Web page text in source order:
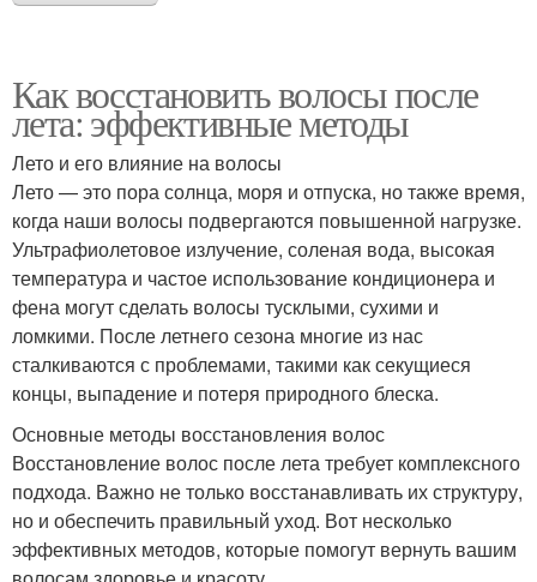
Как восстановить волосы после
лета: эффективные методы
Лето и его влияние на волосы
Лето — это пора солнца, моря и отпуска, но также время,
когда наши волосы подвергаются повышенной нагрузке.
Ультрафиолетовое излучение, соленая вода, высокая
температура и частое использование кондиционера и
фена могут сделать волосы тусклыми, сухими и
ломкими. После летнего сезона многие из нас
сталкиваются с проблемами, такими как секущиеся
концы, выпадение и потеря природного блеска.
Основные методы восстановления волос
Восстановление волос после лета требует комплексного
подхода. Важно не только восстанавливать их структуру,
но и обеспечить правильный уход. Вот несколько
эффективных методов, которые помогут вернуть вашим